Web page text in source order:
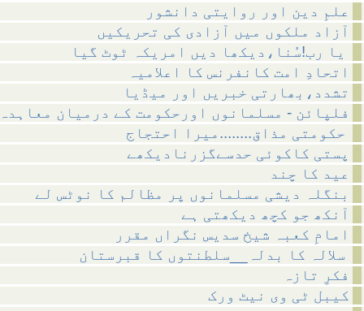
علمِ دین اور روایتی دانشور
آزاد ملکوں میں آزادی کی تحریکیں
اتحادِ امت کانفرنس کا اعلامیہ
تشدد،بھارتی خبریں اور میڈیا
فلپائن - مسلمانوں اورحکومت کے درمیان
پستی کاکوئی حدسےگزرنادیکھے
عید کا چند
بنگلہ دیشی مسلمانوں پر مظالم کا نوٹس لے
آنکھ جو کچھ دیکھتی ہے
امامِ کعبہ شیخ سدیس نگراں مقرر
فکرِ تازہ
کیبل ٹی وی نیٹ ورک